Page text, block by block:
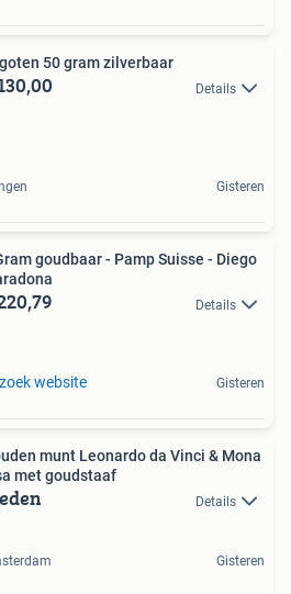
50 gram zilverbaar
Details
Gisteren
goudbaar - Pamp Suisse - Diego
Details
website Gisteren
munt Leonardo da Vinci & Mona
met goudstaaf
Details
Gisteren